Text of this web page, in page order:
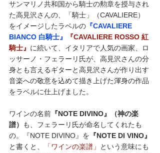
サンマリノ共和国から騎士の勲章を授与され
た高見沢さんの、「騎士」（CAVALIERE）
をイメージしたラベルの 『CAVALIERE
BIANCO 白騎士』
『CAVALIERE ROSSO 紅
騎士』 に続いて、イタリアで人気の画家、ロ
ッサーノ・フェラーリ氏が、高見沢さんの分
身とも言えるギターと高見沢さんが作り出す
音楽への敬意を込めて描き上げた渾身の作品
をラベルに仕上げました。
ワインの名前 『NOTE DIVINO』（神の楽
譜）
も、フェラーリ氏が命名してくれたも
の。『NOTE DIVINO』を 『NOTE DI VINO』
と書くと、
「ワインの楽譜」
という意味にも